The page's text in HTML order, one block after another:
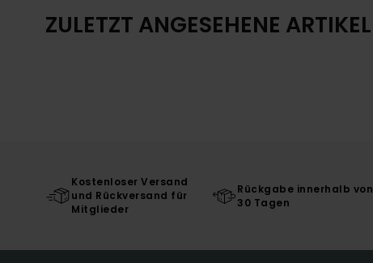
ZULETZT ANGESEHENE ARTIKEL
Kostenloser Versand
und Rückversand für
Mitglieder
Rückgabe innerhalb von
30 Tagen